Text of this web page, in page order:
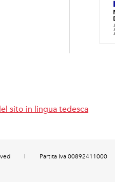
sito in lingua tedesca
Partita Iva 00892411000